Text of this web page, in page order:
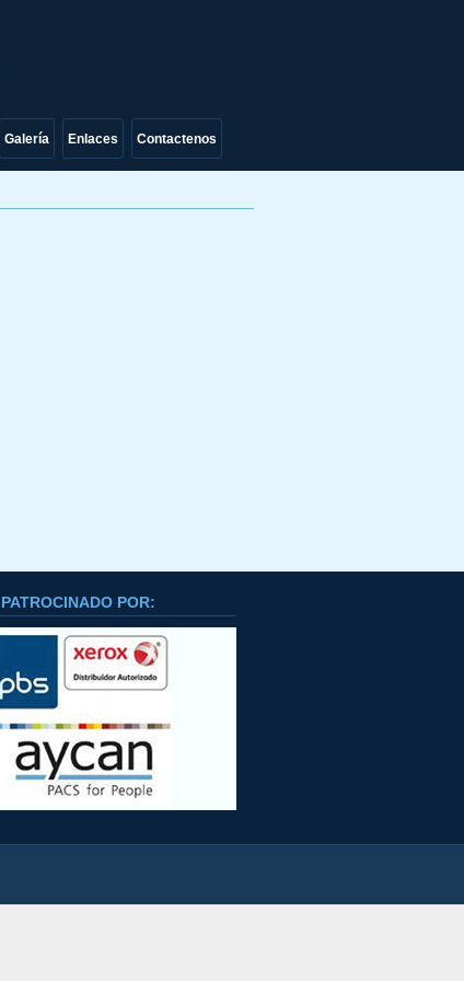
Galería Enlaces Contactenos
PATROCINADO POR: